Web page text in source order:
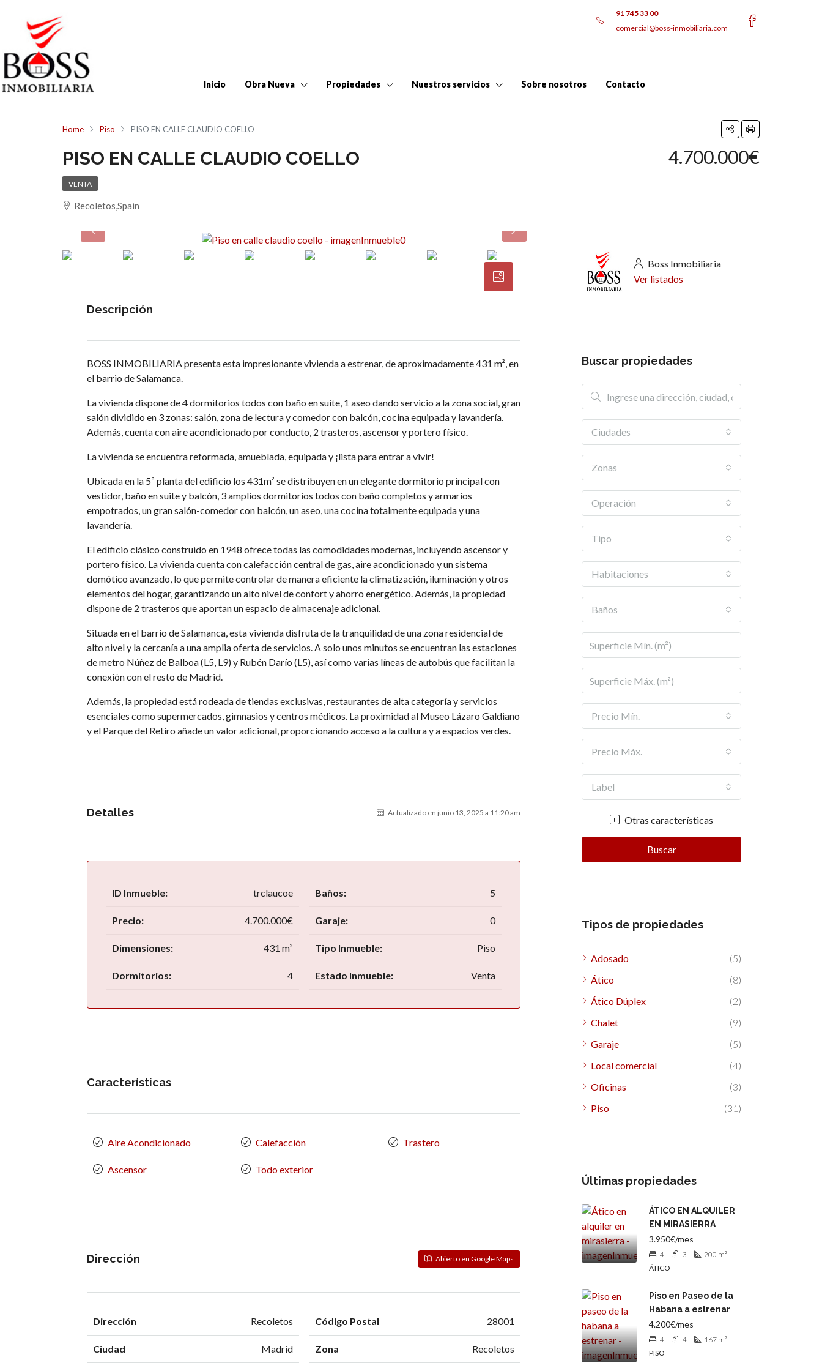
91 745 33 00
comercial@boss-inmobiliaria.com
Inicio Obra Nueva Propiedades Nuestros servicios Sobre nosotros Contacto
Home Piso PISO EN CALLE CLAUDIO COELLO
PISO EN CALLE CLAUDIO COELLO 4.700.000€
VENTA
Recoletos,Spain
Descripción
BOSS INMOBILIARIA presenta esta impresionante vivienda a estrenar, de aproximadamente 431 m², en
el barrio de Salamanca.
La vivienda dispone de 4 dormitorios todos con baño en suite, 1 aseo dando servicio a la zona social, gran
salón dividido en 3 zonas: salón, zona de lectura y comedor con balcón, cocina equipada y lavandería.
Además, cuenta con aire acondicionado por conducto, 2 trasteros, ascensor y portero físico.
La vivienda se encuentra reformada, amueblada, equipada y ¡lista para entrar a vivir!
Ubicada en la 5ª planta del edificio los 431m² se distribuyen en un elegante dormitorio principal con
vestidor, baño en suite y balcón, 3 amplios dormitorios todos con baño completos y armarios
empotrados, un gran salón-comedor con balcón, un aseo, una cocina totalmente equipada y una
lavandería.
El edificio clásico construido en 1948 ofrece todas las comodidades modernas, incluyendo ascensor y
portero físico. La vivienda cuenta con calefacción central de gas, aire acondicionado y un sistema
domótico avanzado, lo que permite controlar de manera eficiente la climatización, iluminación y otros
elementos del hogar, garantizando un alto nivel de confort y ahorro energético. Además, la propiedad
dispone de 2 trasteros que aportan un espacio de almacenaje adicional.
Situada en el barrio de Salamanca, esta vivienda disfruta de la tranquilidad de una zona residencial de
alto nivel y la cercanía a una amplia oferta de servicios. A solo unos minutos se encuentran las estaciones
de metro Núñez de Balboa (L5, L9) y Rubén Darío (L5), así como varias líneas de autobús que facilitan la
conexión con el resto de Madrid.
Además, la propiedad está rodeada de tiendas exclusivas, restaurantes de alta categoría y servicios
esenciales como supermercados, gimnasios y centros médicos. La proximidad al Museo Lázaro Galdiano
y el Parque del Retiro añade un valor adicional, proporcionando acceso a la cultura y a espacios verdes.
Detalles Actualizado en junio 13, 2025 a 11:20 am
ID Inmueble: trclaucoe
Precio: 4.700.000€
Dimensiones: 431 m²
Dormitorios: 4
Baños: 5
Garaje: 0
Tipo Inmueble: Piso
Estado Inmueble: Venta
Características
Aire Acondicionado
Ascensor
Calefacción
Todo exterior
Trastero
Dirección Abierto en Google Maps
Dirección Recoletos
Ciudad Madrid
Código Postal 28001
Zona Recoletos
Boss Inmobiliaria
Ver listados
Buscar propiedades
Ciudades
Zonas
Operación
Tipo
Habitaciones
Baños
Precio Mín.
Precio Máx.
Label
Otras características
Buscar
Tipos de propiedades
Adosado
(5)
Ático
(8)
Ático Dúplex
(2)
Chalet
(9)
Garaje
(5)
Local comercial
(4)
Oficinas
(3)
Piso
(31)
Últimas propiedades
ÁTICO EN ALQUILER
EN MIRASIERRA
3.950€/mes
4 3 200 m²
ÁTICO
Piso en Paseo de la
Habana a estrenar
4.200€/mes
4 4 167 m²
PISO